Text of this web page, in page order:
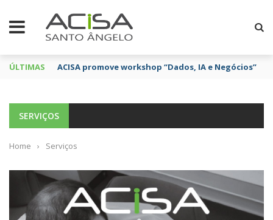
ÚLTIMAS ACISA promove workshop “Dados, IA e Negócios”
SERVIÇOS
Home › Serviços